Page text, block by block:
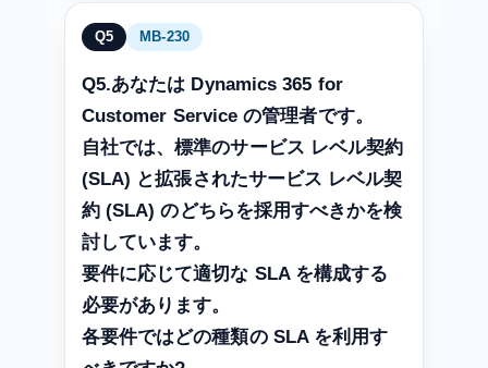
Q5 MB-230
Q5.あなたは Dynamics 365 for
Customer Service の管理者です。
自社では、標準のサービス レベル契約
(SLA) と拡張されたサービス レベル契
約 (SLA) のどちらを採用すべきかを検
討しています。
要件に応じて適切な SLA を構成する
必要があります。
各要件ではどの種類の SLA を利用す